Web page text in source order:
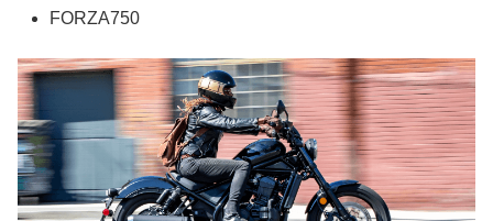
FORZA750